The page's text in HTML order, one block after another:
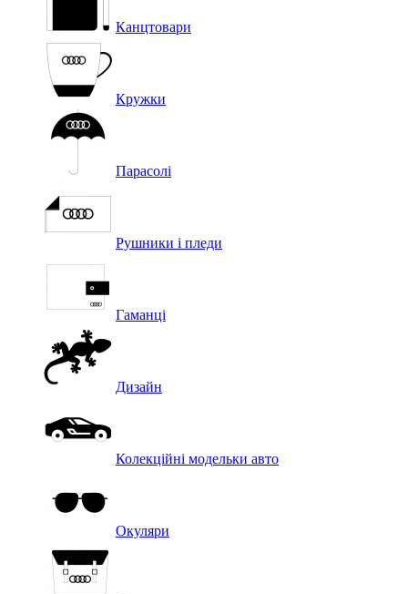
Канцтовари
Кружки
Парасолі
Рушники і пледи
Гаманці
Дизайн
Колекційні модельки авто
Окуляри